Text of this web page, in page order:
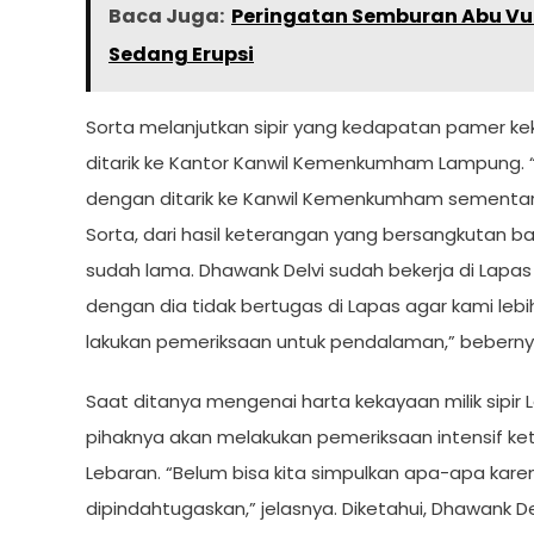
Baca Juga: Peringatan Semburan Abu
Sedang Erupsi
Sorta melanjutkan sipir yang kedapatan pamer
ditarik ke Kantor Kanwil Kemenkumham
dengan ditarik ke Kanwil Kemenkumham
Sorta, dari hasil keterangan yang bersangkutan
sudah lama. Dhawank Delvi sudah bekerja di
dengan dia tidak bertugas di Lapas agar kami
lakukan pemeriksaan untuk pendalaman,”
Saat ditanya mengenai harta kekayaan milik
pihaknya akan melakukan pemeriksaan intensif
Lebaran. “Belum bisa kita simpulkan apa-apa
dipindahtugaskan,” jelasnya. Diketahui, Dhawank